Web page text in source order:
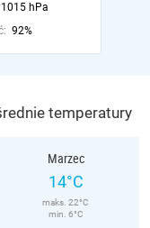
1015 hPa
92%
temperatury
Marzec
14°C
maks. 22°C
min. 6°C